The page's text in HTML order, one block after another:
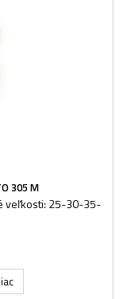
305 M
veľkosti: 25-30-35-